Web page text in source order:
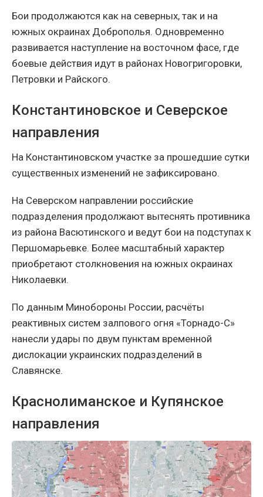
Бои продолжаются как на северных, так и на
южных окраинах Доброполья. Одновременно
развивается наступление на восточном фасе, где
боевые действия идут в районах Новогригоровки,
Петровки и Райского.
Константиновское и Северское
направления
На Константиновском участке за прошедшие сутки
существенных изменений не зафиксировано.
На Северском направлении российские
подразделения продолжают вытеснять противника
из района Васютинского и ведут бои на подступах к
Першомарьевке. Более масштабный характер
приобретают столкновения на южных окраинах
Николаевки.
По данным Минобороны России, расчёты
реактивных систем залпового огня «Торнадо-С»
нанесли удары по двум пунктам временной
дислокации украинских подразделений в
Славянске.
Краснолиманское и Купянское
направления